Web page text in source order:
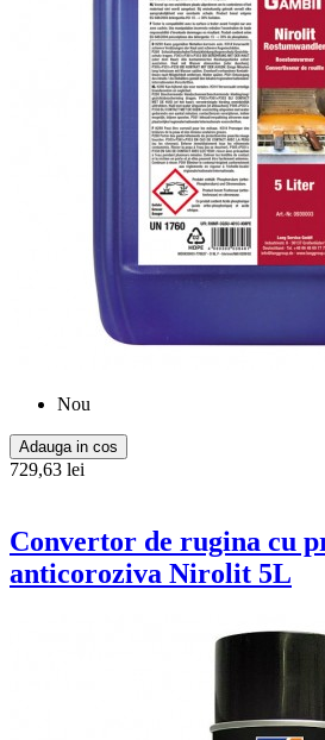
Nou
Adauga in cos
729,63 lei
Convertor de rugina cu
anticoroziva Nirolit 5L